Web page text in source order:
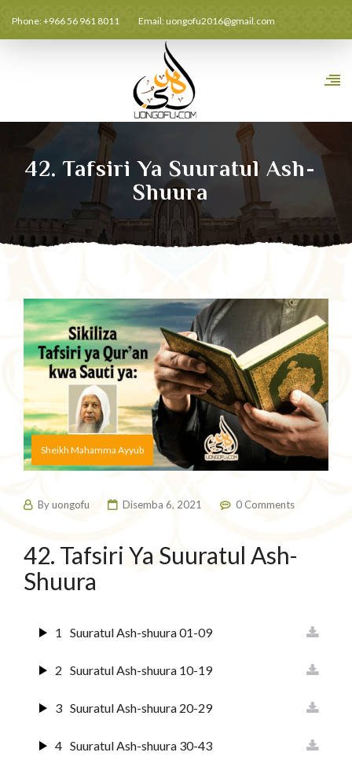
Phone: +966 56 961 8011 Email:uongofu2016@gmail.com
42. Tafsiri Ya Suuratul Ash-
Shuura
Sheikh Mahamma Ayyub
Byuongofu Disemba 6, 2021 0 Comments
42. Tafsiri Ya Suuratul Ash-
Shuura
1 Suuratul Ash-shuura 01-09
2 Suuratul Ash-shuura 10-19
3 Suuratul Ash-shuura 20-29
4 Suuratul Ash-shuura 30-43